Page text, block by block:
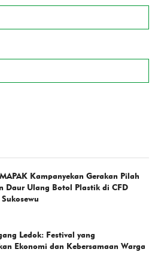
Kampanyekan Gerakan Pilah
Daur Ulang Botol Plastik di CFD
Ledok: Festival yang
Ekonomi dan Kebersamaan Warga